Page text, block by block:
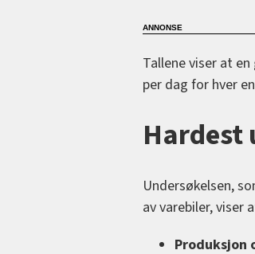
Tallene viser at
per dag for hver
Hardest
Undersøkelsen,
av varebiler, viser
Produksjon